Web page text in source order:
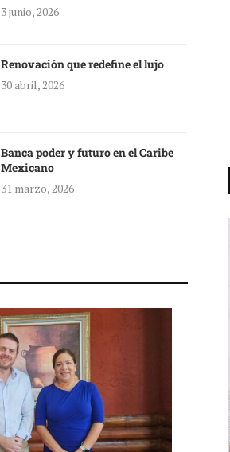
3 junio, 2026
Renovación que redefine el lujo
30 abril, 2026
Banca poder y futuro en el Caribe
Mexicano
31 marzo, 2026